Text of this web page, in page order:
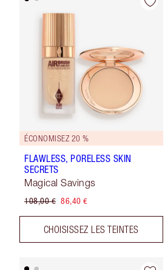
ÉCONOMISEZ 20 %
FLAWLESS, PORELESS SKIN
SECRETS
Magical Savings
108,00 € 86,40 €
CHOISISSEZ LES TEINTES